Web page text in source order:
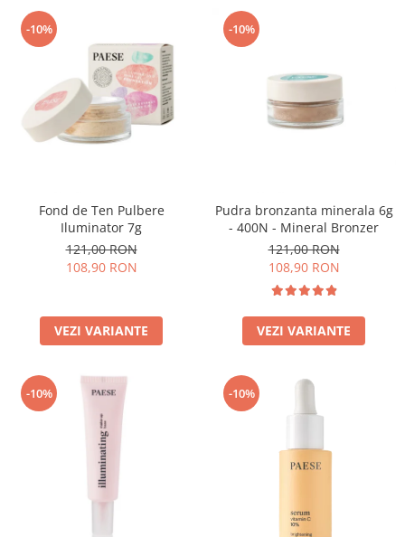
-10%
Fond de Ten Pulbere
Iluminator 7g
121,00 RON
108,90 RON
VEZI VARIANTE
-10%
Pudra bronzanta minerala 6g
- 400N - Mineral Bronzer
121,00 RON
108,90 RON
VEZI VARIANTE
-10% -10%